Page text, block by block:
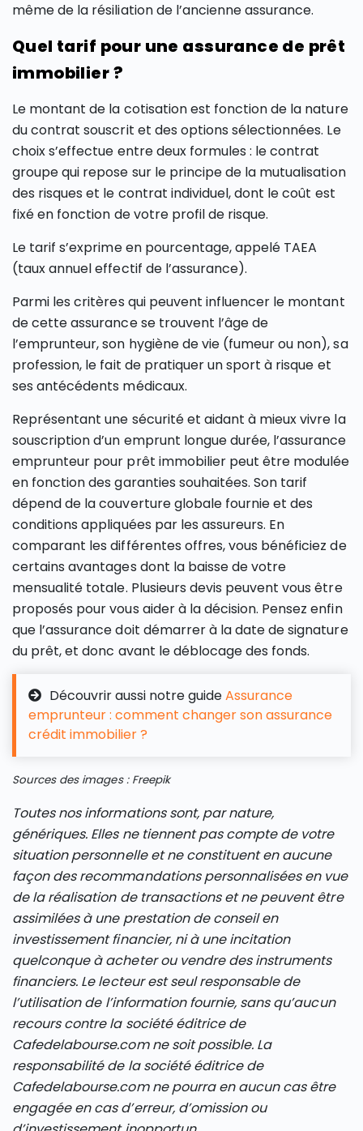
même de la résiliation de l’ancienne assurance.
Quel tarif pour une assurance de prêt
immobilier ?
Le montant de la cotisation est fonction de la nature
du contrat souscrit et des options sélectionnées. Le
choix s’effectue entre deux formules : le contrat
groupe qui repose sur le principe de la mutualisation
des risques et le contrat individuel, dont le coût est
fixé en fonction de votre profil de risque.
Le tarif s’exprime en pourcentage, appelé TAEA
(taux annuel effectif de l’assurance).
Parmi les critères qui peuvent influencer le montant
de cette assurance se trouvent l’âge de
l’emprunteur, son hygiène de vie (fumeur ou non), sa
profession, le fait de pratiquer un sport à risque et
ses antécédents médicaux.
Représentant une sécurité et aidant à mieux vivre la
souscription d’un emprunt longue durée, l’assurance
emprunteur pour prêt immobilier peut être modulée
en fonction des garanties souhaitées. Son tarif
dépend de la couverture globale fournie et des
conditions appliquées par les assureurs. En
comparant les différentes offres, vous bénéficiez de
certains avantages dont la baisse de votre
mensualité totale. Plusieurs devis peuvent vous être
proposés pour vous aider à la décision. Pensez enfin
que l’assurance doit démarrer à la date de signature
du prêt, et donc avant le déblocage des fonds.
Découvrir aussi notre guideAssurance
emprunteur : comment changer son assurance
crédit immobilier ?
Sources des images : Freepik
Toutes nos informations sont, par nature,
génériques. Elles ne tiennent pas compte de votre
situation personnelle et ne constituent en aucune
façon des recommandations personnalisées en vue
de la réalisation de transactions et ne peuvent être
assimilées à une prestation de conseil en
investissement financier, ni à une incitation
quelconque à acheter ou vendre des instruments
financiers. Le lecteur est seul responsable de
l’utilisation de l’information fournie, sans qu’aucun
recours contre la société éditrice de
Cafedelabourse.com ne soit possible. La
responsabilité de la société éditrice de
Cafedelabourse.com ne pourra en aucun cas être
engagée en cas d’erreur, d’omission ou